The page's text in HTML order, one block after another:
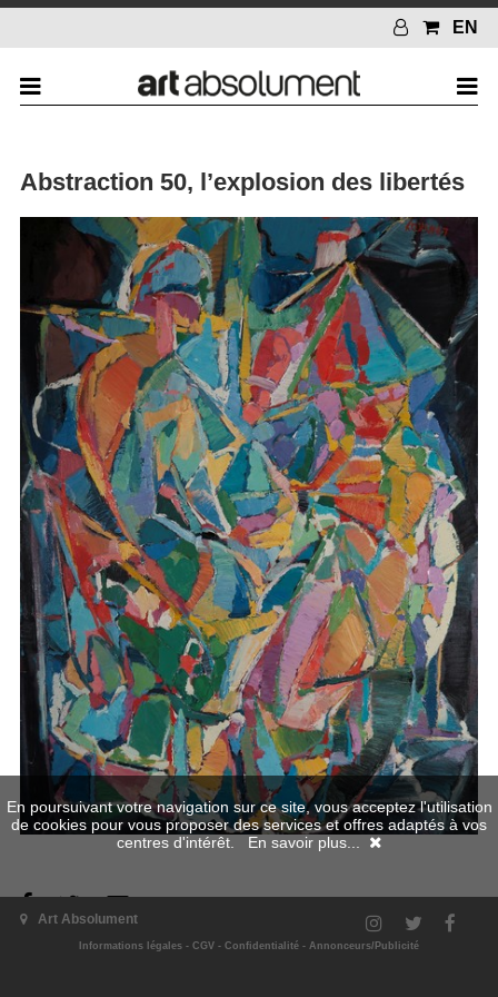
EN
Abstraction 50, l’explosion des libertés
L'exposition
Art Absolument
Informations légales - CGV - Confidentialité - Annonceurs/Publicité
En poursuivant votre navigation sur ce site, vous acceptez l'utilisation
de cookies pour vous proposer des services et offres adaptés à vos
centres d'intérêt. En savoir plus...